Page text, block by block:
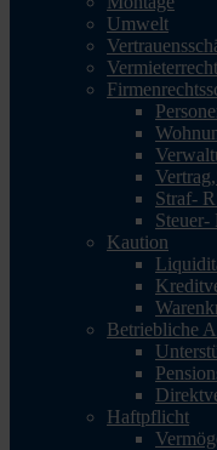
Umwelt
Straf-
Steuer-
Kaution
Betriebliche
Haftpflicht